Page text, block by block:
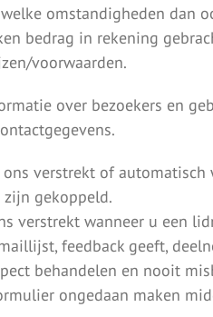
omstandigheden dan
bedrag in rekening
voorwaarden.
over bezoekers en
verstrekt of
zijn gekoppeld.
verstrekt wanneer u een
feedback geeft,
behandelen en nooit
ongedaan maken